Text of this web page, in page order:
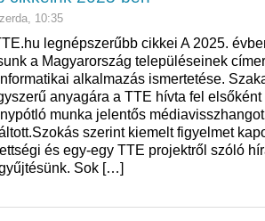
10:35
legnépszerűbb cikkei A 2025.
a Magyarország településeinek
alkalmazás ismertetése.
anyagára a TTE hívta fel elsőként
munka jelentős
szerint kiemelt figyelmet
és egy-egy TTE projektről szóló
Sok […]